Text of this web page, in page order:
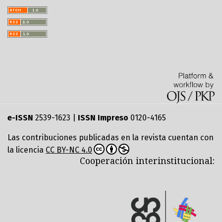
e-ISSN 2539-1623 | ISSN Impreso 0120-4165
Las contribuciones publicadas en la revista cuentan con
la licencia CC BY-NC 4.0
Cooperación interinstitucional: